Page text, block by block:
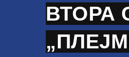
ВТОРА